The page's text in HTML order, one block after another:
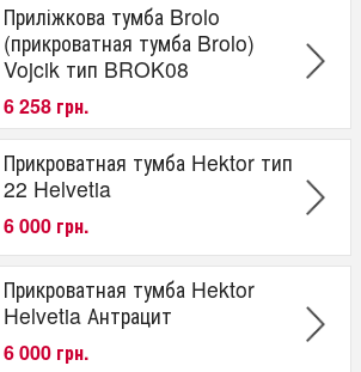
Приліжкова тумба Brolo
(прикроватная тумба Brolo)
Vojcik тип BROK08
6 258 грн.
Прикроватная тумба Hektor тип
22 Helvetia
6 000 грн.
Прикроватная тумба Hektor
Helvetia Антрацит
6 000 грн.